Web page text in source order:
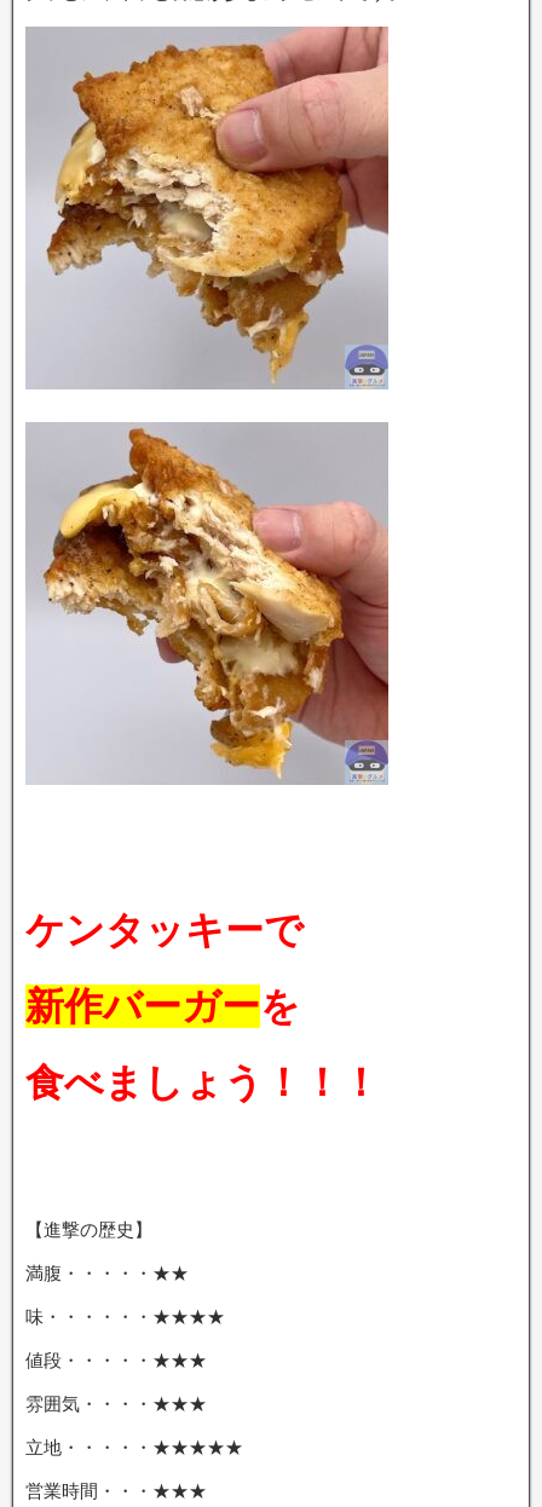
ケンタッキーで
新作バーガーを
食べましょう！！！
【進撃の歴史】
満腹・・・・・★★
味・・・・・・★★★★
値段・・・・・★★★
雰囲気・・・・★★★
立地・・・・・★★★★★
営業時間・・・★★★